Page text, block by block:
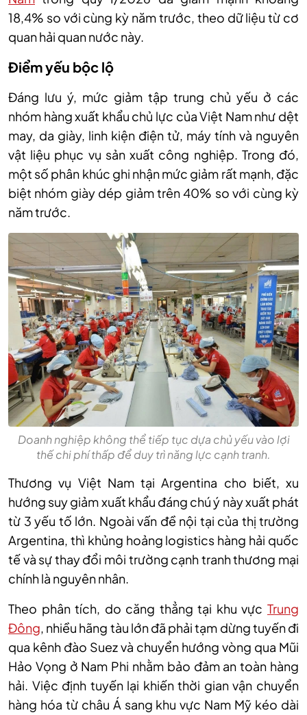
18,4% so với cùng kỳ năm trước, theo dữ liệu từ cơ
quan hải quan nước này.
Điểm yếu bộc lộ
Đáng lưu ý, mức giảm tập trung chủ yếu ở các
nhóm hàng xuất khẩu chủ lực của Việt Nam như dệt
may, da giày, linh kiện điện tử, máy tính và nguyên
vật liệu phục vụ sản xuất công nghiệp. Trong đó,
một số phân khúc ghi nhận mức giảm rất mạnh, đặc
biệt nhóm giày dép giảm trên 40% so với cùng kỳ
năm trước.
Doanh nghiệp không thể tiếp tục dựa chủ yếu vào lợi
thế chi phí thấp để duy trì năng lực cạnh tranh.
Thương vụ Việt Nam tại Argentina cho biết, xu
hướng suy giảm xuất khẩu đáng chú ý này xuất phát
từ 3 yếu tố lớn. Ngoài vấn đề nội tại của thị trường
Argentina, thì khủng hoảng logistics hàng hải quốc
tế và sự thay đổi môi trường cạnh tranh thương mại
chính là nguyên nhân.
Theo phân tích, do căng thẳng tại khu vực Trung
Đông, nhiều hãng tàu lớn đã phải tạm dừng tuyến đi
qua kênh đào Suez và chuyển hướng vòng qua Mũi
Hảo Vọng ở Nam Phi nhằm bảo đảm an toàn hàng
hải. Việc định tuyến lại khiến thời gian vận chuyển
hàng hóa từ châu Á sang khu vực Nam Mỹ kéo dài